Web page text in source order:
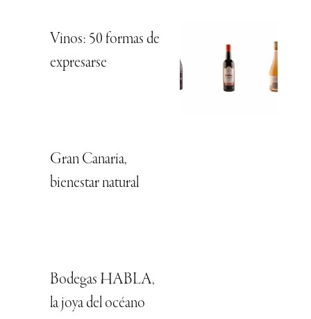
Vinos: 50 formas de
expresarse
Gran Canaria,
bienestar natural
Bodegas HABLA,
la joya del océano